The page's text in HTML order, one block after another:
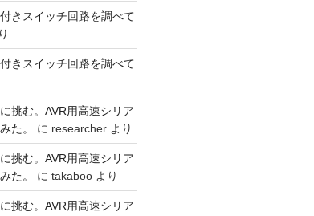
きスイッチ回路を調べて
きスイッチ回路を調べて
挑む。AVR用高速シリア
た。
に researcherより
挑む。AVR用高速シリア
た。
に takabooより
挑む。AVR用高速シリア